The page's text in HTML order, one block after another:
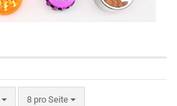
8 pro Seite
pro Seite